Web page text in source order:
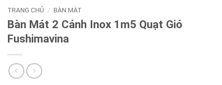
Sản phẩm
Thương hiệu
Bảng giá 2026
Ứng dụng
TRANG CHỦ / BÀN MÁT
Bàn Mát 2 Cánh Inox 1m5 Quạt Gió
Fushimavina